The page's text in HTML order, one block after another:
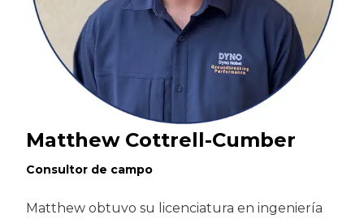
Matthew Cottrell-Cumber
Consultor de campo
Matthew obtuvo su licenciatura en ingeniería